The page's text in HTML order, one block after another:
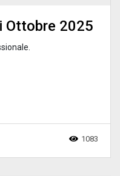
Ottobre 2025
1083